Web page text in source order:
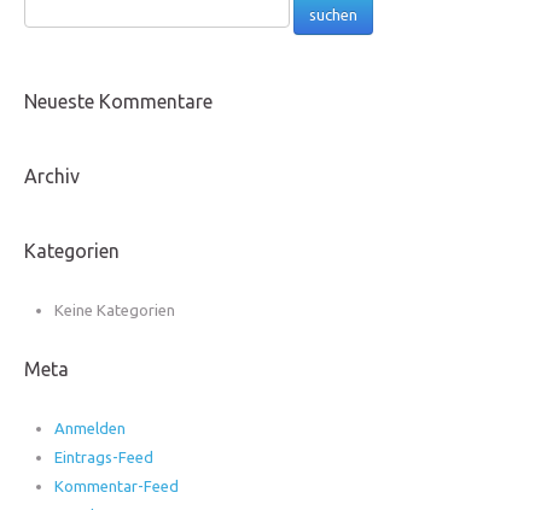
Neueste Kommentare
Archiv
Kategorien
Keine Kategorien
Meta
Anmelden
Eintrags-Feed
Kommentar-Feed